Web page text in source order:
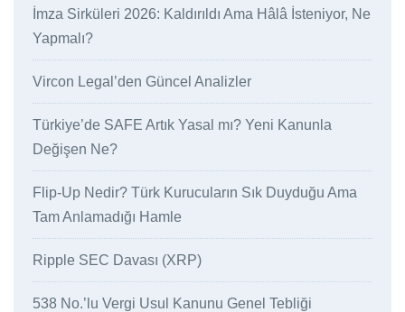
İmza Sirküleri 2026: Kaldırıldı Ama Hâlâ İsteniyor, Ne
Yapmalı?
Vircon Legal’den Güncel Analizler
Türkiye’de SAFE Artık Yasal mı? Yeni Kanunla
Değişen Ne?
Flip-Up Nedir? Türk Kurucuların Sık Duyduğu Ama
Tam Anlamadığı Hamle
Ripple SEC Davası (XRP)
538 No.’lu Vergi Usul Kanunu Genel Tebliği